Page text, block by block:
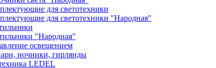
для светотехники
для светотехники "Народная"
"Народная"
освещением
ночники, гирлянды
LEDEL